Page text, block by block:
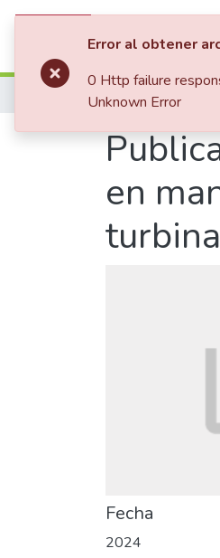
Inicio Tesis de
en
Fecha
2024
Error al obtener
0 Http failure
Unknown Error